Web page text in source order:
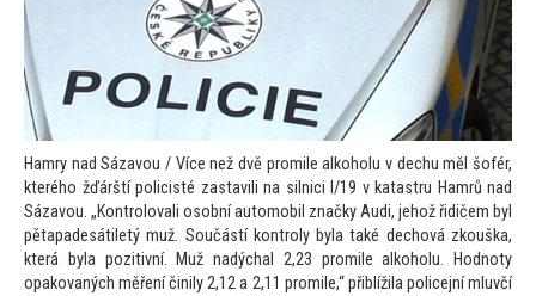
Hamry nad Sázavou / Více než dvě promile alkoholu v dechu měl šofér,
kterého žďárští policisté zastavili na silnici I/19 v katastru Hamrů nad
Sázavou. „Kontrolovali osobní automobil značky Audi, jehož řidičem byl
pětapadesátiletý muž. Součástí kontroly byla také dechová zkouška,
která byla pozitivní. Muž nadýchal 2,23 promile alkoholu. Hodnoty
opakovaných měření činily 2,12 a 2,11 promile,“ přiblížila policejní mluvčí